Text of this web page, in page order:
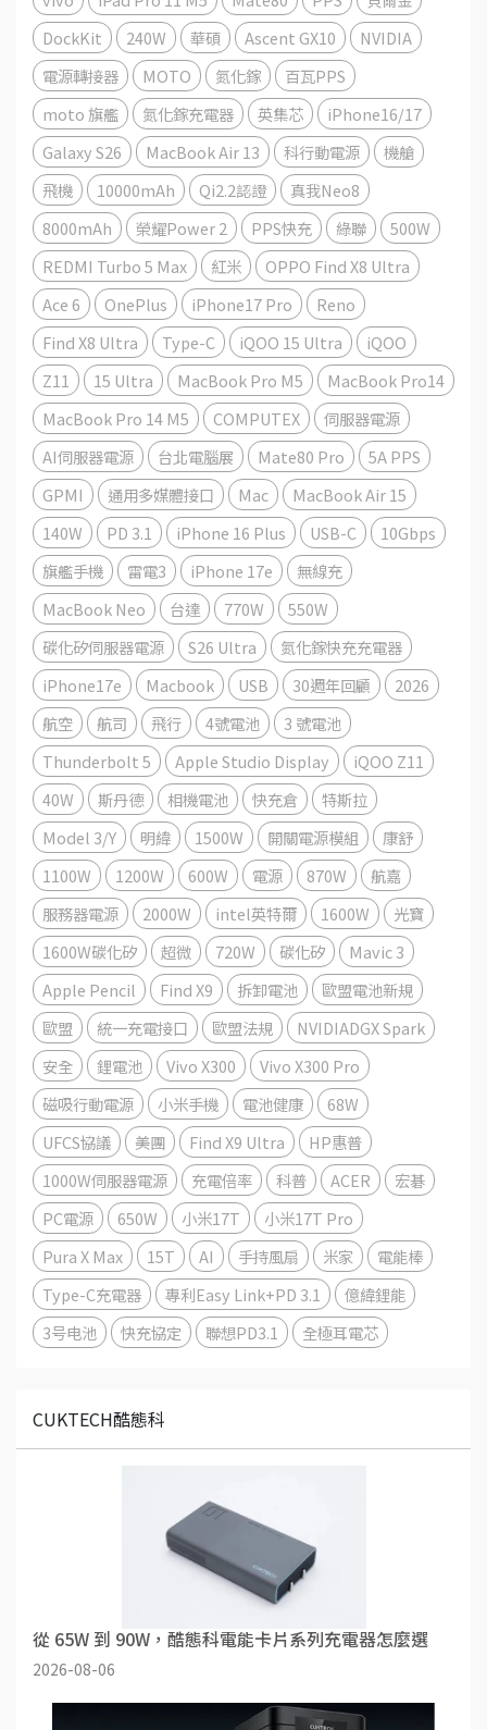
DockKit
240W 華碩 Ascent GX10
NVIDIA
電源轉接器
MOTO 氮化鎵
百瓦PPS
moto 旗艦
氮化鎵充電器 英集芯
iPhone16/17
Galaxy S26
MacBook Air 13 科行動電源
機艙
飛機
10000mAh Qi2.2認證
真我Neo8
8000mAh
榮耀Power 2 PPS快充 綠聯
500W
REDMI Turbo 5 Max
紅米
OPPO Find X8 Ultra
Ace 6
OnePlus iPhone17 Pro
Reno
Find X8 Ultra
Type-C iQOO 15 Ultra
iQOO
Z11
15 Ultra MacBook Pro M5
MacBook Pro14
MacBook Pro 14 M5
COMPUTEX
伺服器電源
AI伺服器電源
台北電腦展 Mate80 Pro
5A PPS
GPMI
通用多媒體接口 Mac
MacBook Air 15
140W
PD 3.1 iPhone 16 Plus USB-C
10Gbps
旗艦手機
雷電3 iPhone 17e
無線充
MacBook Neo
台達 770W
550W
碳化矽伺服器電源
S26 Ultra
氮化鎵快充充電器
iPhone17e
Macbook USB 30週年回顧
2026
航空
航司 飛行 4號電池
3 號電池
Thunderbolt 5
Apple Studio Display
iQOO Z11
40W
斯丹德 相機電池 快充倉
特斯拉
Model 3/Y
明緯 1500W 開關電源模組
康舒
1100W
1200W 600W 電源 870W
航嘉
服務器電源
2000W intel英特爾 1600W
光寶
1600W碳化矽
超微 720W 碳化矽
Mavic 3
Apple Pencil
Find X9 拆卸電池
歐盟電池新規
歐盟
統一充電接口 歐盟法規
NVIDIADGX Spark
安全
鋰電池 Vivo X300
Vivo X300 Pro
磁吸行動電源
小米手機 電池健康
68W
UFCS協議
美團 Find X9 Ultra
HP惠普
1000W伺服器電源
充電倍率 科普 ACER
宏碁
PC電源
650W 小米17T
小米17T Pro
Pura X Max
15T AI 手持風扇 米家
電能棒
Type-C充電器
專利Easy Link+PD 3.1
億緯鋰能
3号电池
快充協定 聯想PD3.1 全極耳電芯
CUKTECH酷態科
從 65W 到 90W，酷態科電能卡片系列充電器怎麼選
2026-08-06